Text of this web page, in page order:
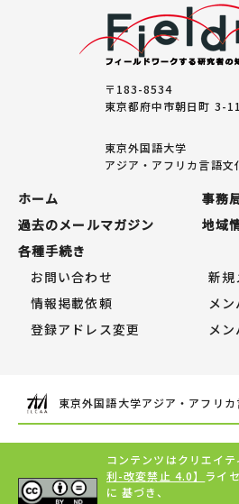
〒183-8534
東京都府中市朝日町 3-
東京外国語大学
アジア・アフリカ言語文
ホーム
事務
過去のメールマガジン
地域
各種手続き
お問い合わせ
新規
情報掲載依頼
メ
登録アドレス変更
メ
東京外国語大学アジア・アフリ
コンテンツはクリエイ
利-改変禁止 4.0】 ライ
に 基づき、